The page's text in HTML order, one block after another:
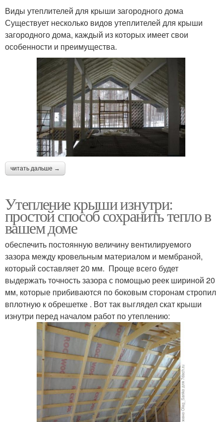
Виды утеплителей для крыши загородного дома
Существует несколько видов утеплителей для крыши
загородного дома, каждый из которых имеет свои
особенности и преимущества.
читать дальше →
Утепление крыши изнутри:
простой способ сохранить тепло в
вашем доме
обеспечить постоянную величину вентилируемого
зазора между кровельным материалом и мембраной,
который составляет 20 мм. Проще всего будет
выдержать точность зазора с помощью реек шириной 20
мм, которые прибиваются по боковым сторонам стропил
вплотную к обрешетке . Вот так выглядел скат крыши
изнутри перед началом работ по утеплению: